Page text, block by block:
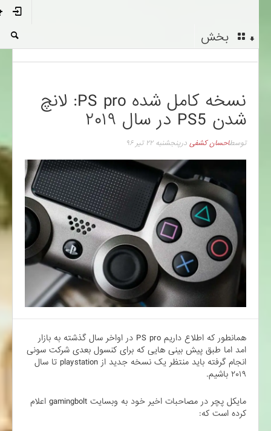
بخش
نسخه کامل شده PS pro: لانچ
شدن PS5 در سال ۲۰۱۹
توسطاحسان کشفیدرپنجشنبه ۲۲ تیر ۹۶
همانطور که اطلاع داریم PS pro در اواخر سال گذشته به بازار
امد اما طبق پیش بینی هایی که برای کنسول بعدی شرکت سونی
انجام گرفته باید منتظر یک نسخه جدید از playstation تا سال
۲۰۱۹ باشیم.
مایکل پچر در مصاحبات اخیر خود به وبسایت gamingbolt اعلام
کرده است که: